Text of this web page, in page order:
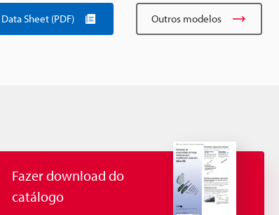
Data Sheet (PDF) Outros modelos
Fazer download do
catálogo